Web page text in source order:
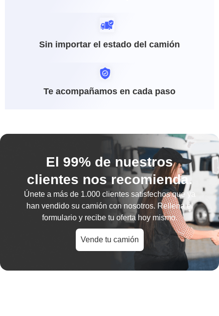
Sin importar el estado del camión
Te acompañamos en cada paso
El 99% de nuestros
clientes nos recomienda.
Únete a más de 1.000 clientes satisfechosque ya
han vendido su camión con nosotros. Rellena el
formulario y recibe tu oferta hoy mismo.
Vende tu camión